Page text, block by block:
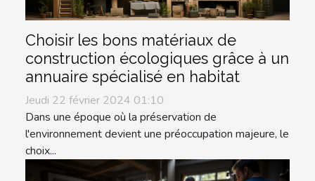
Choisir les bons matériaux de
construction écologiques grâce à un
annuaire spécialisé en habitat
Jeudi 22 février 2024 01:10
Dans une époque où la préservation de
l'environnement devient une préoccupation majeure, le
choix...